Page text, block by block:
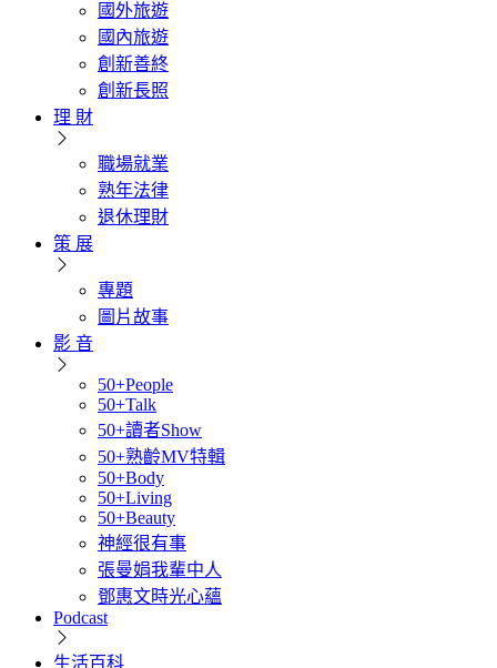
國外旅遊
國內旅遊
創新善終
創新長照
理 財
職場就業
熟年法律
退休理財
策 展
專題
圖片故事
影 音
50+People
50+Talk
50+讀者Show
50+熟齡MV特輯
50+Body
50+Living
50+Beauty
神經很有事
張曼娟我輩中人
鄧惠文時光心蘊
Podcast
生活百科